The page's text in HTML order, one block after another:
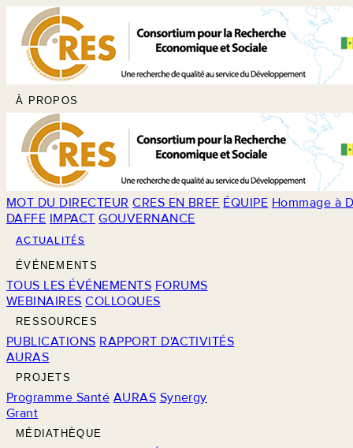
À PROPOS
MOT DU DIRECTEUR CRES EN BREF ÉQUIPE Hommage à
DAFFE IMPACT GOUVERNANCE
ACTUALITÉS
ÉVÉNEMENTS
TOUS LES ÉVÉNEMENTS FORUMS
WEBINAIRES COLLOQUES
RESSOURCES
PUBLICATIONS RAPPORT D'ACTIVITÉS
AURAS
PROJETS
Programme Santé AURAS Synergy
Grant
MÉDIATHÈQUE